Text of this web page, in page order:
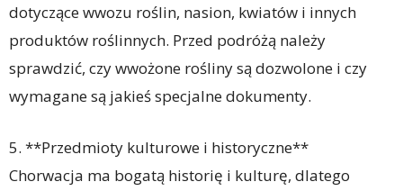
dotyczące wwozu roślin, nasion, kwiatów i innych
produktów roślinnych. Przed podróżą należy
sprawdzić, czy wwożone rośliny są dozwolone i czy
wymagane są jakieś specjalne dokumenty.
5. **Przedmioty kulturowe i historyczne**
Chorwacja ma bogatą historię i kulturę, dlatego